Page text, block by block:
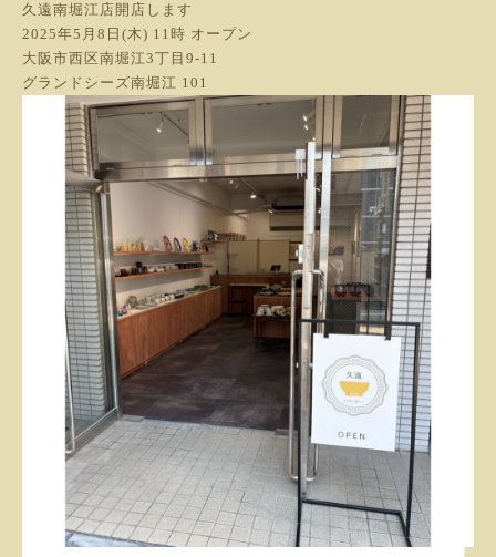
久遠南堀江店開店します
2025年5月8日(木) 11時 オープン
大阪市西区南堀江3丁目9-11
グランドシーズ南堀江 101